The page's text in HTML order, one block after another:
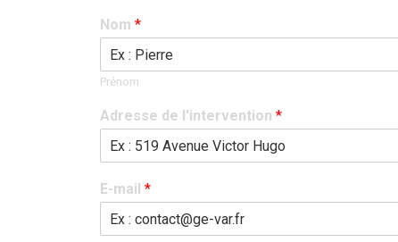
Nom *
Prénom
Adresse de l'intervention *
E-mail *